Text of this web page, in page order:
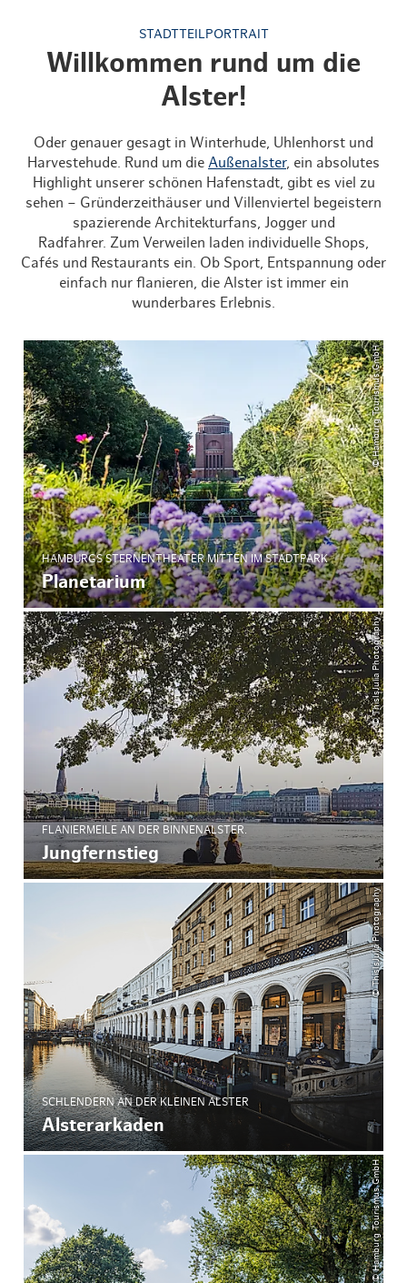
STADTTEILPORTRAIT
Willkommen rund um die
Alster!
Oder genauer gesagt in Winterhude, Uhlenhorst und
Harvestehude. Rund um die Außenalster, ein absolutes
Highlight unserer schönen Hafenstadt, gibt es viel zu
sehen – Gründerzeithäuser und Villenviertel begeistern
spazierende Architekturfans, Jogger und
Radfahrer. Zum Verweilen laden individuelle Shops,
Cafés und Restaurants ein. Ob Sport, Entspannung oder
einfach nur flanieren, die Alster ist immer ein
wunderbares Erlebnis.
© Hamburg Tourismus GmbH
HAMBURGS STERNENTHEATER MITTEN IM STADTPARK
Planetarium
© ThisIsJulia Photography
FLANIERMEILE AN DER BINNENALSTER.
Jungfernstieg
© ThisIsJulia Photography
SCHLENDERN AN DER KLEINEN ALSTER
Alsterarkaden
© Hamburg Tourismus GmbH